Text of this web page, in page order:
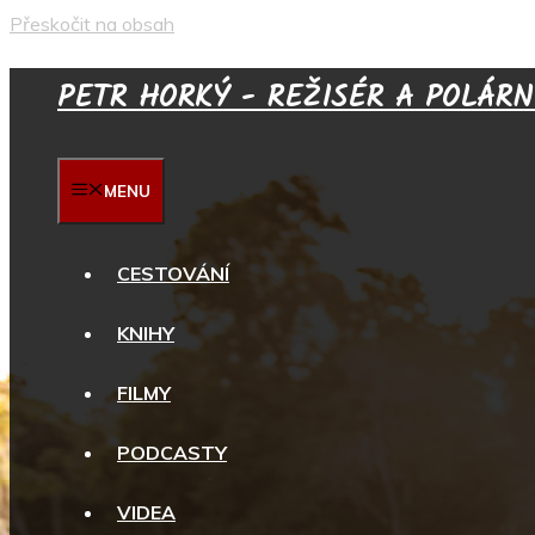
Přeskočit na obsah
PETR HORKÝ - REŽISÉR A
MENU
CESTOVÁNÍ
KNIHY
FILMY
PODCASTY
VIDEA